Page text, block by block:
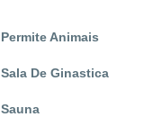
Permite Animais
Sala De Ginastica
Sauna